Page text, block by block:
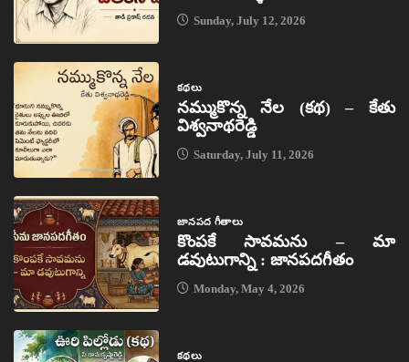
Sunday, July 12, 2026
కథలు
నమ్ముకొన్న నేల (కథ) – కేతు
విశ్వనాథరెడ్డి
Saturday, July 11, 2026
జానపద గీతాలు
కొంపకే సావమను – మా
డవుటుగాన్ని : జానపదగీతం
Monday, May 4, 2026
కథలు